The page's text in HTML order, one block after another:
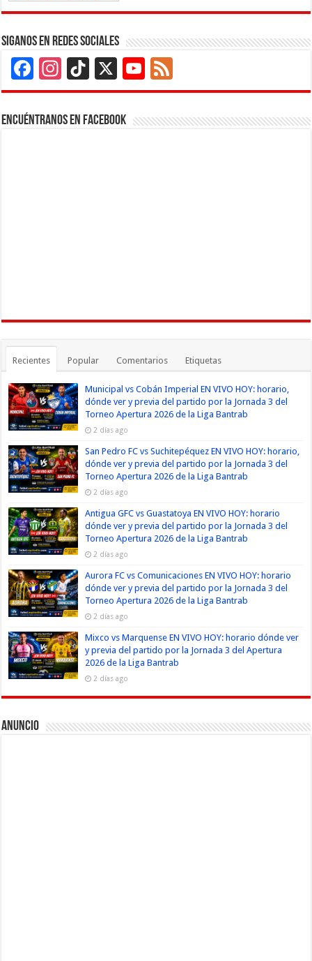
Siganos en Redes Sociales
Facebook
Instagram
TikTok
X
YouTube
Channel
Encuéntranos en Facebook
Recientes Popular Comentarios Etiquetas
Municipal vs Cobán Imperial EN VIVO HOY: horario,
dónde ver y previa del partido por la Jornada 3 del
Torneo Apertura 2026 de la Liga Bantrab
2 días ago
San Pedro FC vs Suchitepéquez EN VIVO HOY: horario,
dónde ver y previa del partido por la Jornada 3 del
Torneo Apertura 2026 de la Liga Bantrab
2 días ago
Antigua GFC vs Guastatoya EN VIVO HOY: horario
dónde ver y previa del partido por la Jornada 3 del
Torneo Apertura 2026 de la Liga Bantrab
2 días ago
Aurora FC vs Comunicaciones EN VIVO HOY: horario
dónde ver y previa del partido por la Jornada 3 del
Torneo Apertura 2026 de la Liga Bantrab
2 días ago
Mixco vs Marquense EN VIVO HOY: horario dónde ver
y previa del partido por la Jornada 3 del Apertura
2026 de la Liga Bantrab
2 días ago
Anuncio